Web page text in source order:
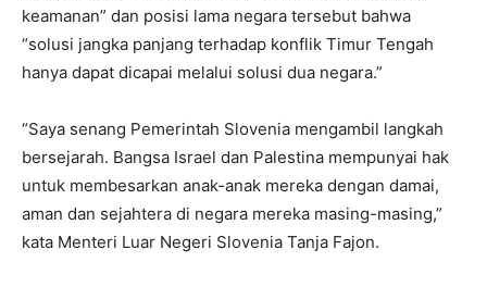
keamanan” dan posisi lama negara tersebut bahwa
“solusi jangka panjang terhadap konflik Timur Tengah
hanya dapat dicapai melalui solusi dua negara.”
“Saya senang Pemerintah Slovenia mengambil langkah
bersejarah. Bangsa Israel dan Palestina mempunyai hak
untuk membesarkan anak-anak mereka dengan damai,
aman dan sejahtera di negara mereka masing-masing,”
kata Menteri Luar Negeri Slovenia Tanja Fajon.